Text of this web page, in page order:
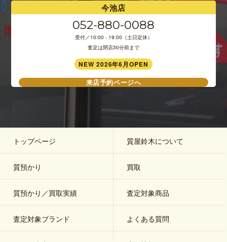
今池店
052-880-0088
受付／10:00 - 19:00（土日定休）
査定は閉店30分前まで
NEW 2026年6月OPEN
来店予約ページへ
トップページ 質屋鈴木について
質預かり 買取
質預かり／買取実績 査定対象商品
査定対象ブランド よくある質問